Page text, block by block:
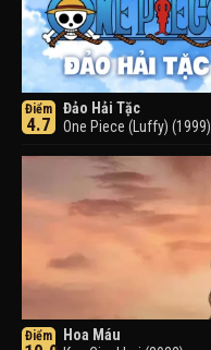
Điểm
4.7
Đảo Hải Tặc
One Piece (Luffy) (1999)
Điểm
Hoa Máu